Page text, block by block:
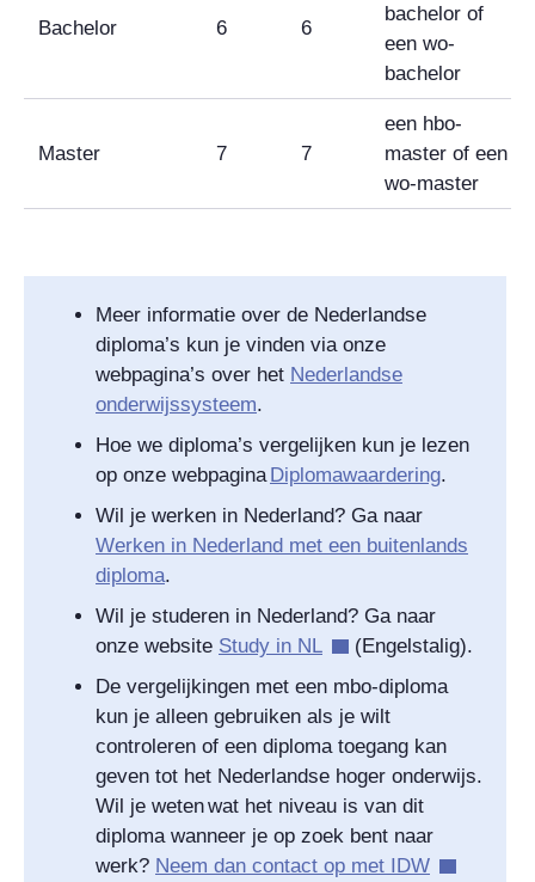
Bachelor 6 6
bachelor of
een wo-
bachelor
Master 7 7
een hbo-
master of een
wo-master
Meer informatie over de Nederlandse
diploma’s kun je vinden via onze
webpagina’s over het Nederlandse
onderwijssysteem.
Hoe we diploma’s vergelijken kun je lezen
op onze webpaginaDiplomawaardering.
Wil je werken in Nederland? Ga naar
Werken in Nederland met een buitenlands
diploma.
Wil je studeren in Nederland? Ga naar
onze website Study in NL
(Engelstalig).
De vergelijkingen met een mbo-diploma
kun je alleen gebruiken als je wilt
controleren of een diploma toegang kan
geven tot het Nederlandse hoger onderwijs.
Wil je weten wat het niveau is van dit
diploma wanneer je op zoek bent naar
werk? Neem dan contact op met IDW